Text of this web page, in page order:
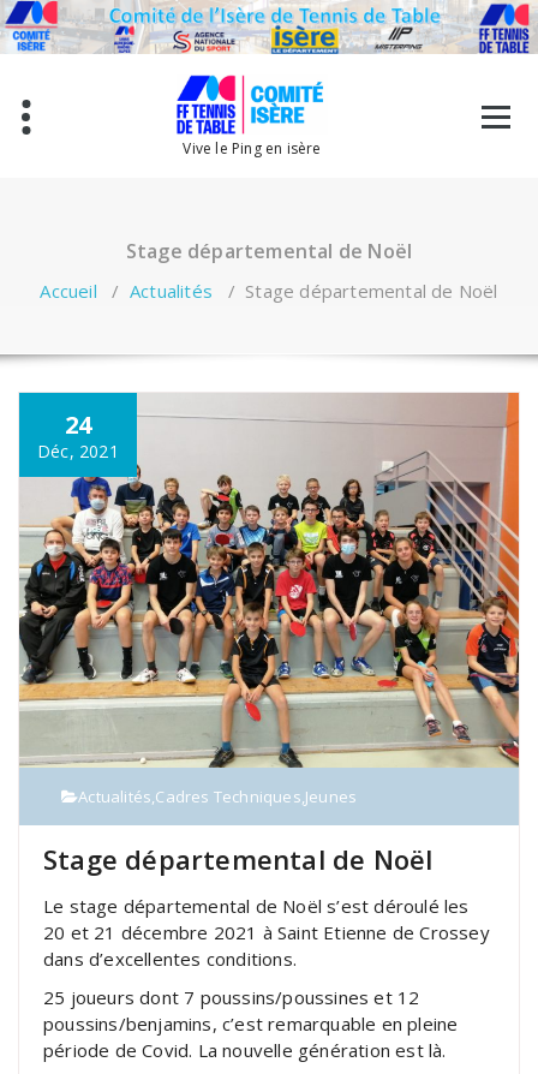
Aller
au
contenu
Vive le Ping en isère
Stage départemental de Noël
Accueil / Actualités / Stage départemental de Noël
24
Déc, 2021
Actualités,Cadres Techniques,Jeunes
Stage départemental de Noël
Le stage départemental de Noël s’est déroulé les
20 et 21 décembre 2021 à Saint Etienne de Crossey
dans d’excellentes conditions.
25 joueurs dont 7 poussins/poussines et 12
poussins/benjamins, c’est remarquable en pleine
période de Covid. La nouvelle génération est là.